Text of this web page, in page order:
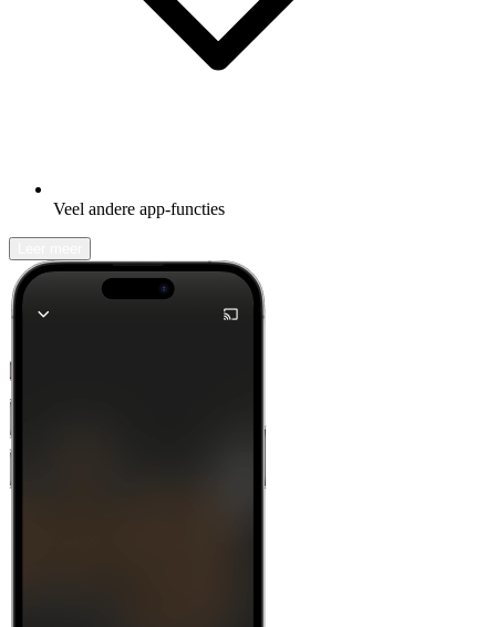
Veel andere app-functies